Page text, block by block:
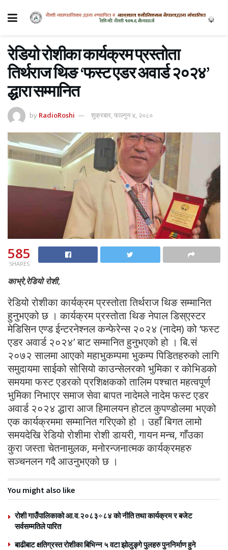
रेडियो रोशीका कार्यक्रम प्रस्तोता
तिर्थराज थिङ ‘फस्ट एडर अवार्ड २०२४’
द्धारा सम्मानित
by RadioRoshi शुक्रबार, फाल्गुन ४, २०८०
585
SHARES
काभ्रे,रेडियो रोशी,
रेडियो रोशीका कार्यक्रम प्रस्तोता तिर्थराज थिङ सम्मानित
हुनुभएको छ । कार्यक्रम प्रस्तोता थिङ नेपाल डिस्एस्टर
मेडिसिन एण्ड ईन्टरनेश्नल कन्फेरेन्स २०२४ (नादेम) को ‘फस्ट
एडर अवार्ड २०२४’ बाट सम्मानित हुनुभएको हो । बि.सं
२०७२ सालमा आएको महाभुकम्पमा भुकम्प पिडितहरुको लागि
समुदायमा साईको सोसियो काउन्सेलरको भुमिका र कोभिडको
समयमा फस्ट एडरको प्रशिक्षकको तालिम पश्चात महत्वपूर्ण
भुमिका निभाएर समाज सेवा बापत नादेमले नादेम फस्ट एडर
अवार्ड २०२४ द्धारा आज हिमालयन होटल कुपण्डोलमा भएको
एक कार्यक्रममा सम्मानित गरिएको हो । उहाँ बिगत लामो
समयदेखि रेडियो रोशीमा रोशी डायरी, गायन मन्च, गाँउका
कुरा जस्ता चेतनामुलक, मनोरन्जनात्मक कार्यक्रमहरु
सञ्चनलन गदै आउनुभएको छ ।
You might also like
रोशी गाउँपालिकाको आ.व.२०८३÷८४ को नीति तथा कार्यक्रम र बजेट
सर्वसम्मतिले पारित
बाढीबाट क्षतिग्रस्त रोशीका बिभिन्न ५ वटा झोलुङ्गे पुलहरु पुननिर्माण हुने